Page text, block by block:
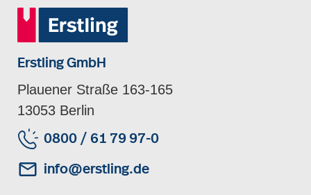
Erstling GmbH
Plauener Straße 163-165
13053 Berlin
0800 / 61 79 97-0
info@erstling.de